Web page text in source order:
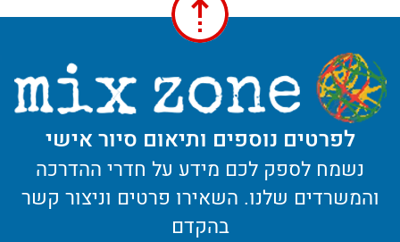
לפרטים נוספים ותיאום סיור אישי
נשמח לספק לכם מידע על חדרי ההדרכה
והמשרדים שלנו. השאירו פרטים וניצור קשר
בהקדם